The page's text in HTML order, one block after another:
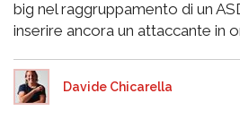
big nel raggruppamento di un
inserire ancora un attaccante in
Davide Chicarella